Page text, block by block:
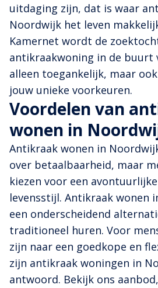
uitdaging zijn, dat is waar
Noordwijk het leven
Kamernet wordt de
antikraakwoning in de buurt
alleen toegankelijk, maar
jouw unieke voorkeuren.
Voordelen van
wonen in
Antikraak wonen in
over betaalbaarheid, maar
kiezen voor een
levensstijl. Antikraak wonen
een onderscheidend
traditioneel huren. Voor
zijn naar een goedkope en
zijn antikraak woningen in
antwoord. Bekijk ons